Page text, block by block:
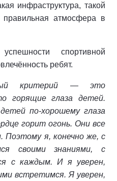
инфраструктура, такой
правильная атмосфера в
спортивной
ребят.
критерий — это
горящие глаза детей.
по-хорошему глаза
горит огонь. Они все
я, конечно же, с
своими знаниями, с
с каждым. И я уверен,
встретимся. Я уверен,